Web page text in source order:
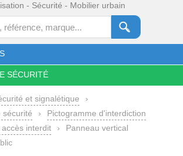
- Sécurité - Mobilier urbain
SÉCURITÉ
et signalétique
›
sécurité
›
Pictogramme d'interdiction
interdit ›
Panneau vertical